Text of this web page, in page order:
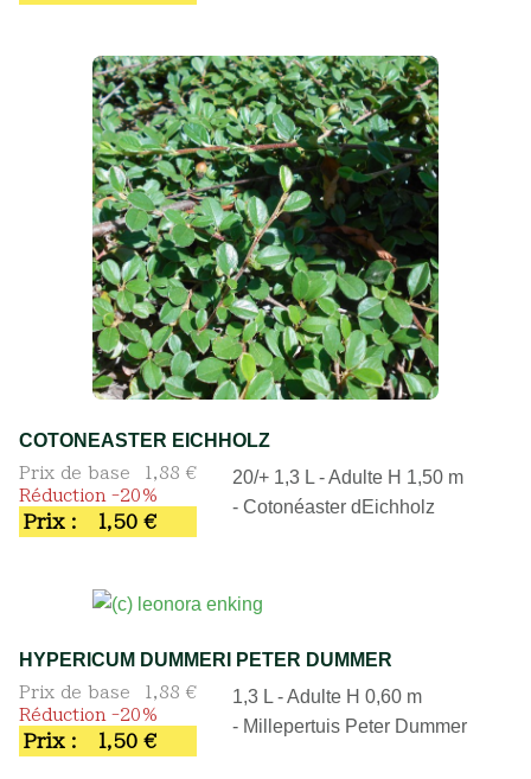
COTONEASTER EICHHOLZ
Prix de base
1,88 €
Réduction -20%
Prix : 1,50 €
20/+ 1,3 L - Adulte H 1,50 m
- Cotonéaster dEichholz
HYPERICUM DUMMERI PETER DUMMER
Prix de base
1,88 €
Réduction -20%
Prix : 1,50 €
1,3 L - Adulte H 0,60 m
- Millepertuis Peter Dummer